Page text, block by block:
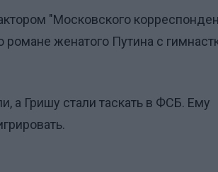
"Московского
женатого Путина с
а Гришу стали таскать в ФСБ. Ему